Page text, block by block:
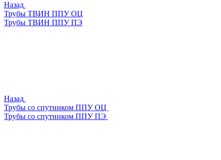
Назад
Трубы ТВИН ППУ ОЦ
Трубы ТВИН ППУ ПЭ
Назад
Трубы со спутником ППУ ОЦ
Трубы со спутником ППУ ПЭ